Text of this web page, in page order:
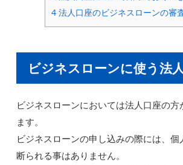
4 法人口座のビジネスローンの審
ビジネスローンに使う法
ビジネスローンにおいては法人口座の方
ます。
ビジネスローンの申し込みの際には、個
断られる事はありません。